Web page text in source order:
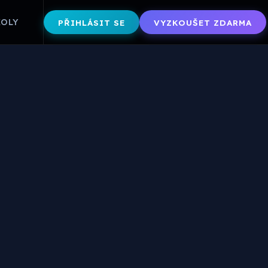
PŘIHLÁSIT SE VYZKOUŠET ZDARMA